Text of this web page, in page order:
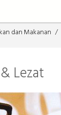
dan Makanan
Lezat